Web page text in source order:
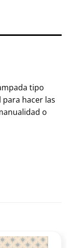
tipo
para hacer las
o